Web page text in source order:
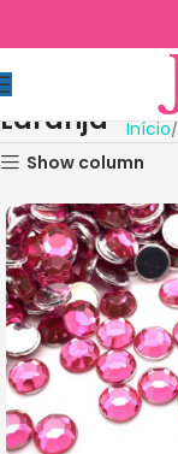
Laranja Início
Show column